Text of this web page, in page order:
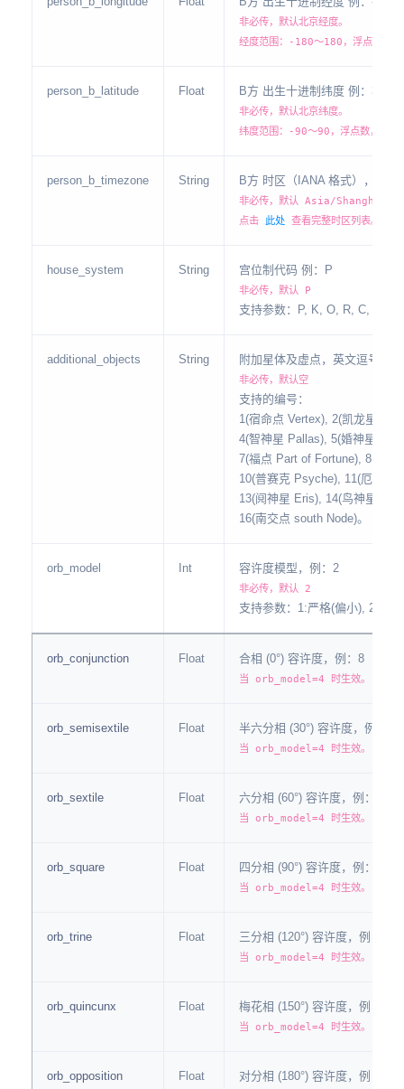
非必传，默认北京经度。
经度范围：-180～180，浮点数，小
person_b_latitude Float B方 出生十进制纬度 例：
非必传，默认北京纬度。
纬度范围：-90～90，浮点数，小数
person_b_timezone String B方 时区（IANA 格式），例：
非必传，默认 Asia/Shanghai
点击 此处 查看完整时区列表。
house_system String 宫位制代码 例：P
非必传，默认 P
支持参数：P, K, O, R, C, A,
additional_objects String 附加星体及虚点，英文逗号分
非必传，默认空
支持的编号：
1(宿命点 Vertex), 2(凯龙星
4(智神星 Pallas), 5(婚神星
7(福点 Part of Fortune), 8(真
10(普赛克 Psyche), 11(厄洛斯
13(阋神星 Eris), 14(鸟神星
16(南交点 south Node)。
orb_model Int 容许度模型，例：2
非必传，默认 2
支持参数：1:严格(偏小), 2:标
orb_conjunction Float 合相 (0°) 容许度，例：8
当 orb_model=4 时生效。 非必
orb_semisextile Float 半六分相 (30°) 容许度，例：2
当 orb_model=4 时生效。 非必
orb_sextile Float 六分相 (60°) 容许度，例：6
当 orb_model=4 时生效。 非必
orb_square Float 四分相 (90°) 容许度，例：6
当 orb_model=4 时生效。 非必
orb_trine Float 三分相 (120°) 容许度，例：6
当 orb_model=4 时生效。 非必
orb_quincunx Float 梅花相 (150°) 容许度，例：3
当 orb_model=4 时生效。 非必
orb_opposition Float 对分相 (180°) 容许度，例：8